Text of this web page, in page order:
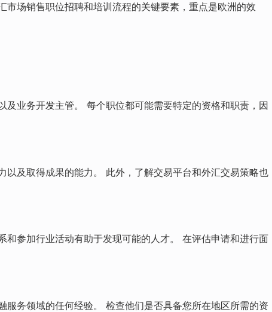
场销售职位招聘和培训流程的关键要素，重点是欧洲的效
业务开发主管。 每个职位都可能需要特定的资格和职责，因
及取得成果的能力。 此外，了解交易平台和外汇交易策略也
参加行业活动有助于发现可能的人才。 在评估申请和进行面
务领域的任何经验。 检查他们是否具备您所在地区所需的资